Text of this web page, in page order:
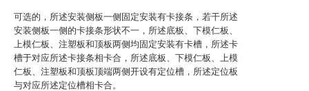
可选的，所述安装侧板一侧固定安装有卡接条，若干所述
安装侧板一侧的卡接条形状不一，所述底板、下模仁板、
上模仁板、注塑板和顶板两侧均固定安装有卡槽，所述卡
槽于对应所述卡接条相卡合，所述底板、下模仁板、上模
仁板、注塑板和顶板顶端两侧开设有定位槽，所述定位板
与对应所述定位槽相卡合。